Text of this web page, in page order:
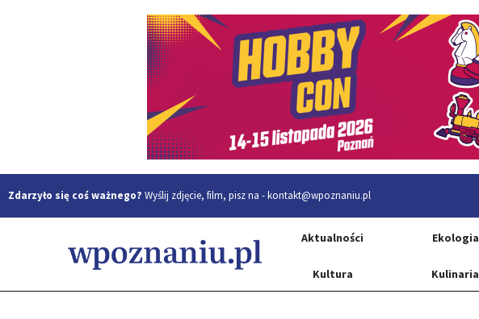
Zdarzyło się coś ważnego? Wyślij zdjęcie, film, pisz na -kontakt@wpoznaniu.pl
Aktualności Ekologia
Kultura Kulinaria